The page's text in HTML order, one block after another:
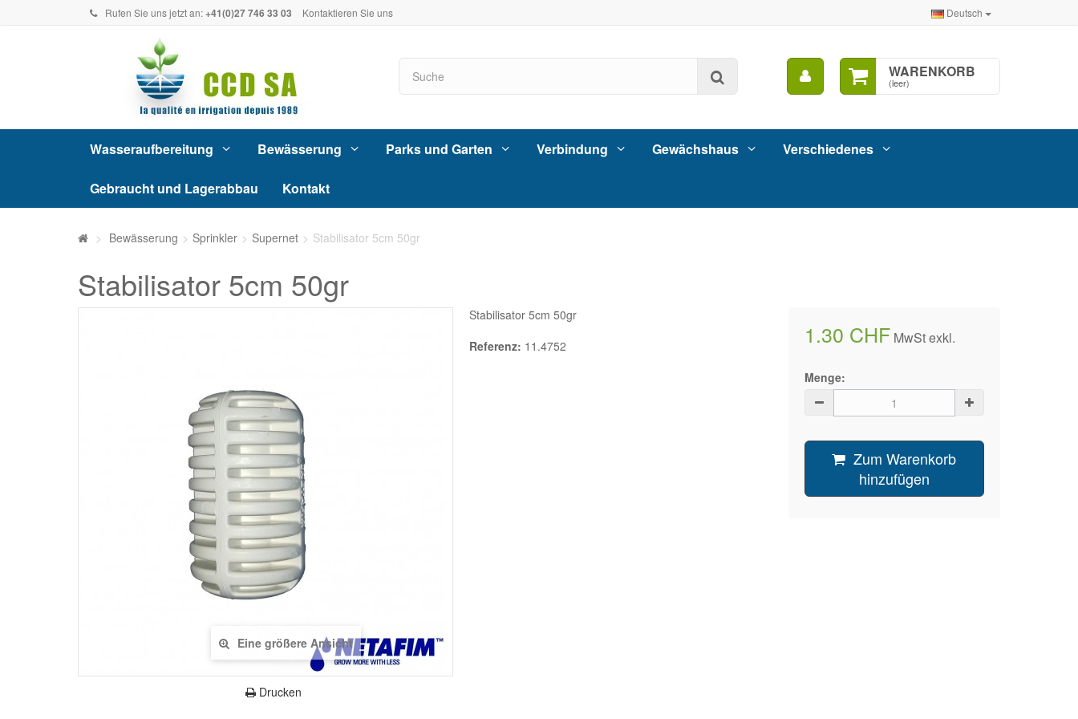
Rufen Sie uns jetzt an:+41(0)27 746 33 03 Kontaktieren Sie uns Deutsch
WARENKORB
(leer)
Mein
Konto
Wasseraufbereitung Bewässerung Parks und Garten Verbindung Gewächshaus Verschiedenes
Gebraucht und Lagerabbau Kontakt
> Bewässerung > Sprinkler > Supernet > Stabilisator 5cm 50gr
Stabilisator 5cm 50gr
Eine größere Ansicht
Drucken
1.30 CHF MwSt exkl.
Menge:
Zum Warenkorb
hinzufügen
Stabilisator 5cm 50gr
Referenz: 11.4752